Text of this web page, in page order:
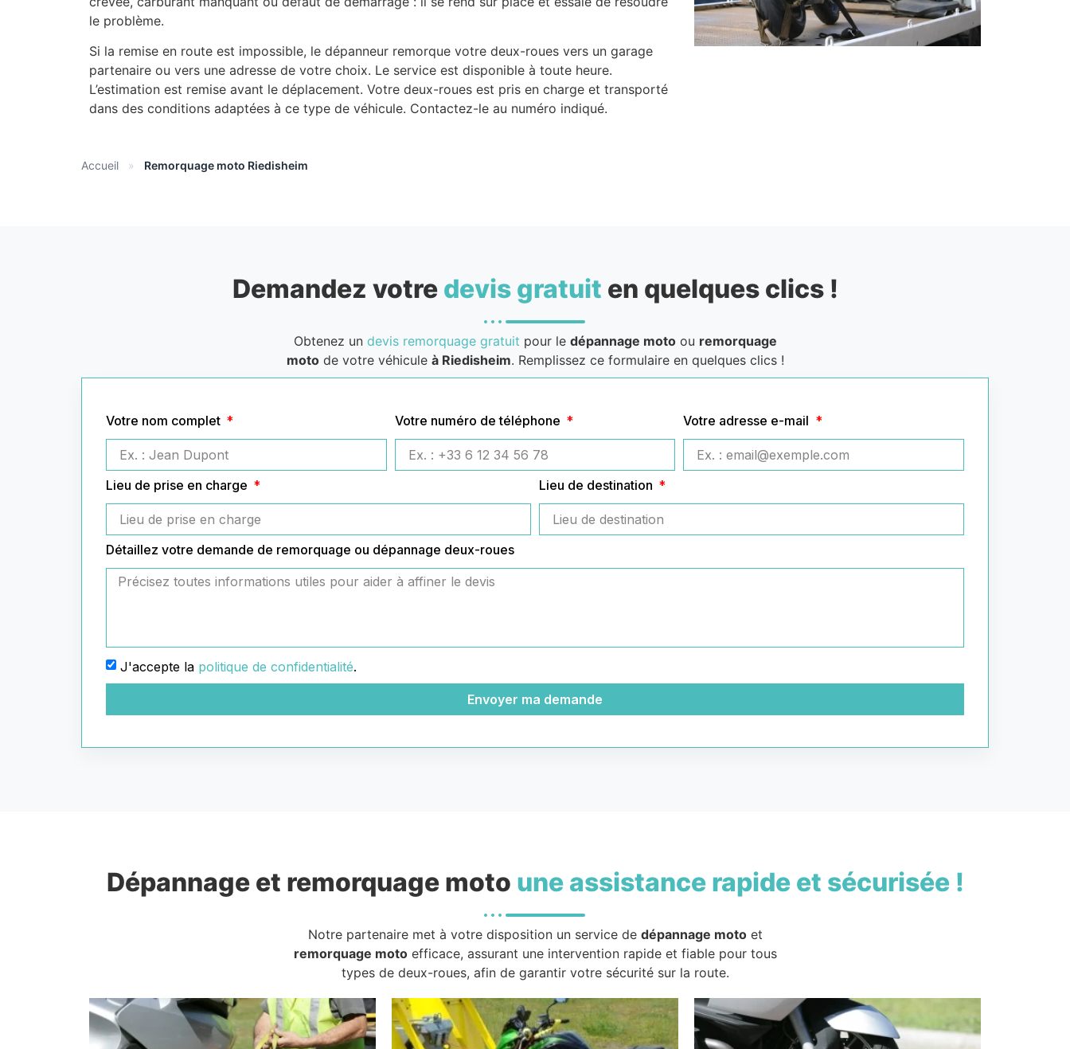
le problème.
Si la remise en route est impossible, le dépanneur remorque votre deux-roues vers un garage
partenaire ou vers une adresse de votre choix. Le service est disponible à toute heure.
L’estimation est remise avant le déplacement. Votre deux-roues est pris en charge et transporté
dans des conditions adaptées à ce type de véhicule. Contactez-le au numéro indiqué.
Accueil » Remorquage moto Riedisheim
Demandez votre devis gratuit en quelques clics !
Obtenez un devis remorquage gratuit pour le dépannage motoou remorquage
motode votre véhicule à Riedisheim. Remplissez ce formulaire en quelques clics !
Votre nom complet Votre numéro de téléphone Votre adresse e-mail
Lieu de prise en charge Lieu de destination
Détaillez votre demande de remorquage ou dépannage deux-roues
J'accepte la politique de confidentialité.
Envoyer ma demande
Dépannage et remorquage moto une assistance rapide et sécurisée !
Notre partenaire met à votre disposition un service de dépannage motoet
remorquage motoefficace, assurant une intervention rapide et fiable pour tous
types de deux-roues, afin de garantir votre sécurité sur la route.